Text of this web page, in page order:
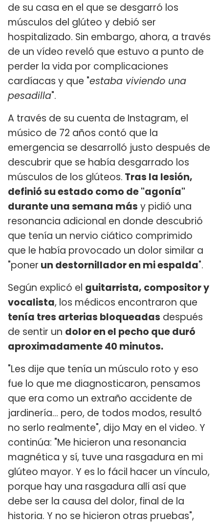
de su casa en el que se desgarró los
músculos del glúteo y debió ser
hospitalizado. Sin embargo, ahora, a través
de un vídeo reveló que estuvo a punto de
perder la vida por complicaciones
cardíacas y que "estaba viviendo una
pesadilla".
A través de su cuenta de Instagram, el
músico de 72 años contó que la
emergencia se desarrolló justo después de
descubrir que se había desgarrado los
músculos de los glúteos. Tras la lesión,
definió su estado como de "agonía"
durante una semana más y pidió una
resonancia adicional en donde descubrió
que tenía un nervio ciático comprimido
que le había provocado un dolor similar a
"poner un destornillador en mi espalda".
Según explicó el guitarrista, compositor y
vocalista, los médicos encontraron que
tenía tres arterias bloqueadas después
de sentir un dolor en el pecho que duró
aproximadamente 40 minutos.
"Les dije que tenía un músculo roto y eso
fue lo que me diagnosticaron, pensamos
que era como un extraño accidente de
jardinería... pero, de todos modos, resultó
no serlo realmente", dijo May en el video. Y
continúa: "Me hicieron una resonancia
magnética y sí, tuve una rasgadura en mi
glúteo mayor. Y es lo fácil hacer un vínculo,
porque hay una rasgadura allí así que
debe ser la causa del dolor, final de la
historia. Y no se hicieron otras pruebas",